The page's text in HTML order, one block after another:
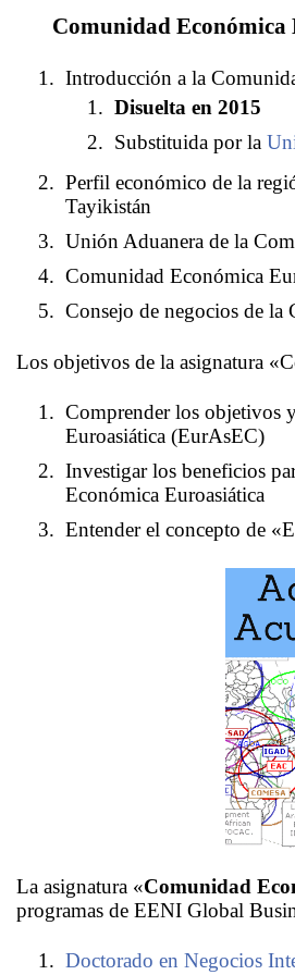
Comunidad
Introducción a la
Disuelta en 2015
Substituida por la
Perfil económico de la
Tayikistán
Unión Aduanera de la
Comunidad Económica
Consejo de negocios de la
Los objetivos de la asignatura
Comprender los objetivos
Euroasiática (EurAsEC)
Investigar los beneficios
Económica Euroasiática
Entender el concepto de
La asignatura «Comunidad
programas de EENI Global
Doctorado en Negocios